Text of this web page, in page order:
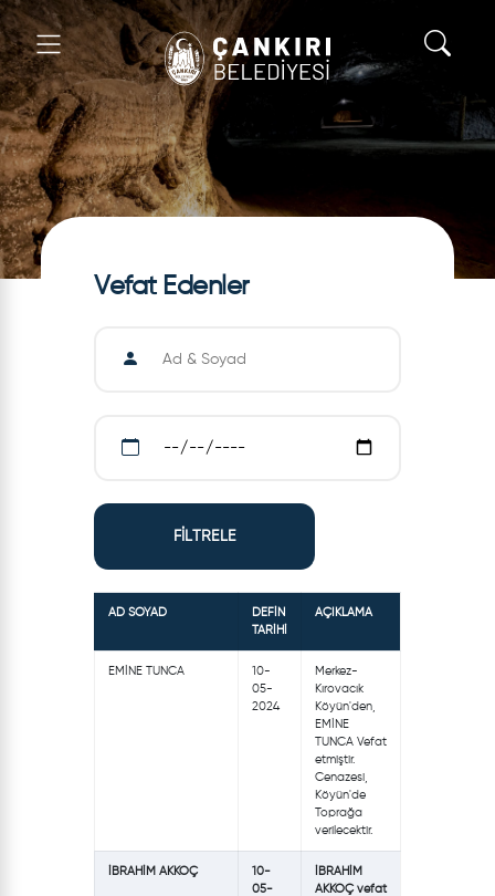
Vefat Edenler
FİLTRELE
AD SOYAD
DEFİN
TARİHİ
AÇIKLAMA
EMİNE TUNCA
10-
05-
2024
Merkez-
Kırovacık
Köyün'den,
EMİNE
TUNCA Vefat
etmiştir.
Cenazesi,
Köyün'de
Toprağa
verilecektir.
İBRAHİM AKKOÇ
10-
05-
İBRAHİM
AKKOÇ vefat